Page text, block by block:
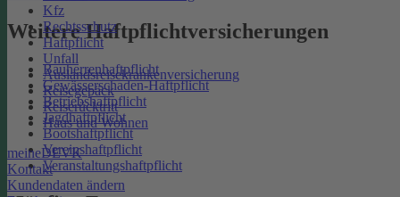
Kfz
Rechtsschutz
Haftpflicht
Unfall
Auslandsreisekrankenversicherung
Reisegepäck
Reiserücktritt
Haus und Wohnen
meineDEVK
Kontakt
Kundendaten ändern
Weitere Haftpflichtversicherungen
Bauherrenhaftpflicht
Gewässerschaden-Haftpflicht
Betriebshaftpflicht
Jagdhaftpflicht
Bootshaftpflicht
Vereinshaftpflicht
Veranstaltungshaftpflicht